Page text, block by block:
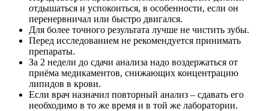
отдышаться и успокоиться, в особенности, если он
перенервничал или быстро двигался.
Для более точного результата лучше не чистить зубы.
Перед исследованием не рекомендуется принимать
препараты.
За 2 недели до сдачи анализа надо воздержаться от
приёма медикаментов, снижающих концентрацию
липидов в крови.
Если врач назначил повторный анализ – сдавать его
необходимо в то же время и в той же лаборатории.